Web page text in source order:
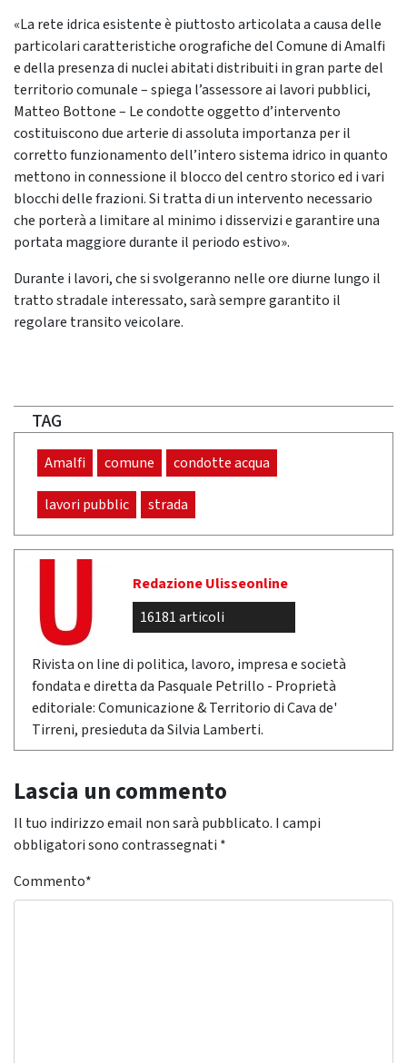
«La rete idrica esistente è piuttosto articolata a causa delle
particolari caratteristiche orografiche del Comune di Amalfi
e della presenza di nuclei abitati distribuiti in gran parte del
territorio comunale – spiega l’assessore ai lavori pubblici,
Matteo Bottone – Le condotte oggetto d’intervento
costituiscono due arterie di assoluta importanza per il
corretto funzionamento dell’intero sistema idrico in quanto
mettono in connessione il blocco del centro storico ed i vari
blocchi delle frazioni. Si tratta di un intervento necessario
che porterà a limitare al minimo i disservizi e garantire una
portata maggiore durante il periodo estivo».
Durante i lavori, che si svolgeranno nelle ore diurne lungo il
tratto stradale interessato, sarà sempre garantito il
regolare transito veicolare.
TAG
Amalfi comune condotte acqua
lavori pubblic strada
Redazione Ulisseonline
16181 articoli
Rivista on line di politica, lavoro, impresa e società
fondata e diretta da Pasquale Petrillo - Proprietà
editoriale: Comunicazione & Territorio di Cava de'
Tirreni, presieduta da Silvia Lamberti.
Lascia un commento
Il tuo indirizzo email non sarà pubblicato. I campi
obbligatori sono contrassegnati *
Commento*